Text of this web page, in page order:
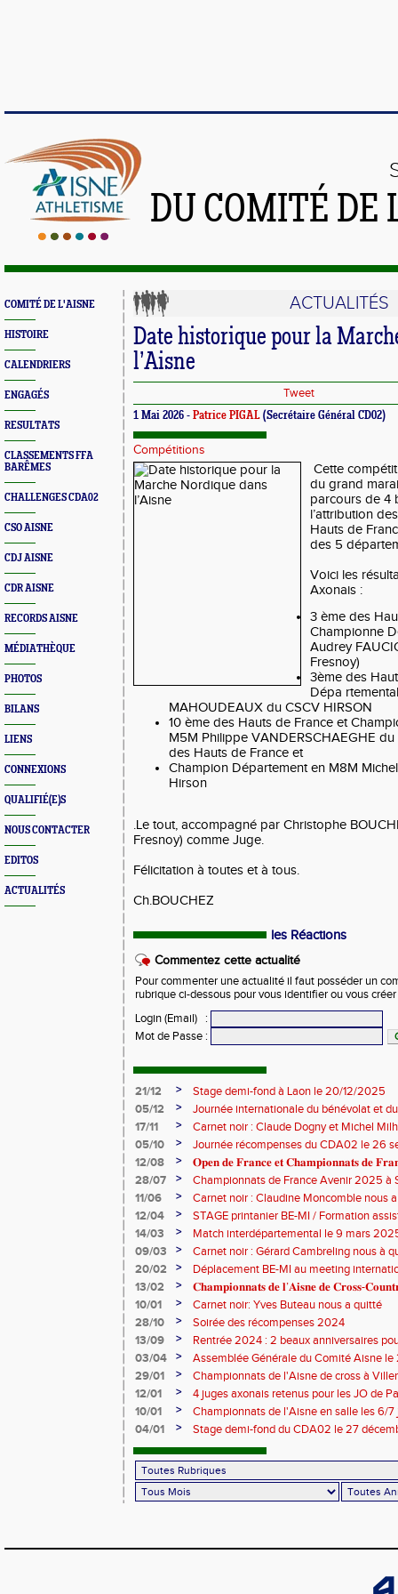
DU COMITÉ
COMITÉ DE L'AISNE
HISTOIRE
CALENDRIERS
ENGAGÉS
RESULTATS
CLASSEMENTS FFA
BARÊMES
CHALLENGES CDA02
CSO AISNE
CDJ AISNE
CDR AISNE
RECORDS AISNE
MÉDIATHÈQUE
PHOTOS
BILANS
LIENS
CONNEXIONS
QUALIFIÉ(E)S
NOUS CONTACTER
EDITOS
ACTUALITÉS
ACTUALITÉS
Date historique pour la
l’Aisne
Tweet
1 Mai 2026 - Patrice PIGAL (Secrétaire Général CD02)
Compétitions
Cette
du grand
parcours de 4
l’attribution
Hauts de
des 5
Voici les
Axonais :
3 ème des
Championne
Audrey
Fresnoy)
3ème des
Dépa
MAHOUDEAUX du CSCV HIRSON
10 ème des Hauts de France et
M5M Philippe VANDERSCHAEGHE
des Hauts de France et
Champion Département en M8M
Hirson
.Le tout, accompagné par Christophe
Fresnoy) comme Juge.
Félicitation à toutes et à tous.
Ch.BOUCHEZ
les Réactions
Commentez cette actualité
Pour commenter une actualité il faut posséder un
rubrique ci-dessous pour vous identifier ou vous
Login (Email)
:
Mot de Passe :
21/12 >
Stage demi-fond à Laon le 20/12/2025
05/12
>
Journée internationale du bénévolat et
17/11
>
Carnet noir : Claude Dogny et Michel
05/10
>
Journée récompenses du CDA02 le 26
12/08
>
𝐎𝐩𝐞𝐧 𝐝𝐞 𝐅𝐫𝐚𝐧𝐜𝐞 𝐞𝐭 𝐂𝐡𝐚𝐦𝐩𝐢𝐨𝐧𝐧𝐚𝐭𝐬 𝐝𝐞
28/07
>
Championnats de France Avenir 2025 à
11/06
>
Carnet noir : Claudine Moncomble nous
12/04
>
STAGE printanier BE-MI / Formation
14/03
>
Match interdépartemental le 9 mars
09/03
>
Carnet noir : Gérard Cambreling nous à
20/02
>
Déplacement BE-MI au meeting
13/02
>
𝐂𝐡𝐚𝐦𝐩𝐢𝐨𝐧𝐧𝐚𝐭𝐬 𝐝𝐞 𝐥’𝐀𝐢𝐬𝐧𝐞 𝐝𝐞 𝐂𝐫𝐨𝐬𝐬-
10/01
>
Carnet noir: Yves Buteau nous a quitté
28/10
>
Soirée des récompenses 2024
13/09
>
Rentrée 2024 : 2 beaux anniversaires
l'ACCT et le CA Belleu
03/04 >
Assemblée Générale du Comité Aisne
29/01
>
Championnats de l'Aisne de cross à
2024
12/01 >
4 juges axonais retenus pour les JO de
10/01
>
Championnats de l'Aisne en salle les 6/
04/01
> Stage demi-fond du CDA02 le 27